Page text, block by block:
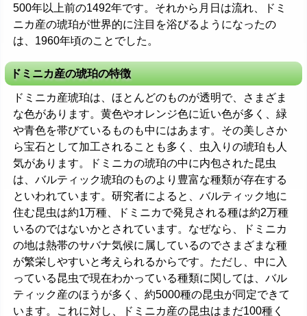
500年以上前の1492年です。それから月日は流れ、ドミ
ニカ産の琥珀が世界的に注目を浴びるようになったの
は、1960年頃のことでした。
ドミニカ産の琥珀の特徴
ドミニカ産琥珀は、ほとんどのものが透明で、さまざま
な色があります。黄色やオレンジ色に近い色が多く、緑
や青色を帯びているものも中にはあます。その美しさか
ら宝石として加工されることも多く、虫入りの琥珀も人
気があります。ドミニカの琥珀の中に内包された昆虫
は、バルティック琥珀のものより豊富な種類が存在する
といわれています。研究者によると、バルティック地に
住む昆虫は約1万種、ドミニカで発見される種は約2万種
いるのではないかとされています。なぜなら、ドミニカ
の地は熱帯のサバナ気候に属しているのでさまざまな種
が繁栄しやすいと考えられるからです。ただし、中に入
っている昆虫で現在わかっている種類に関しては、バル
ティック産のほうが多く、約5000種の昆虫が同定できて
います。これに対し、ドミニカ産の昆虫はまだ100種く